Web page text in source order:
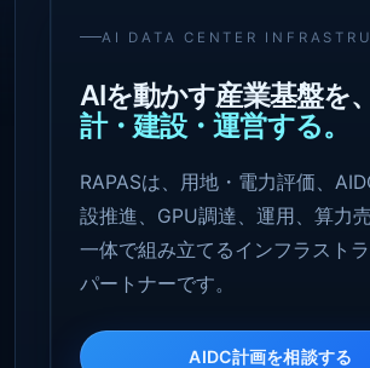
AI DATA CENTER
AIを動かす産業基盤を、
計・建設・運営する。
RAPASは、用地・電力評価、
設推進、GPU調達、運用、算力
一体で組み立てるインフラスト
パートナーです。
AIDC計画を相談する